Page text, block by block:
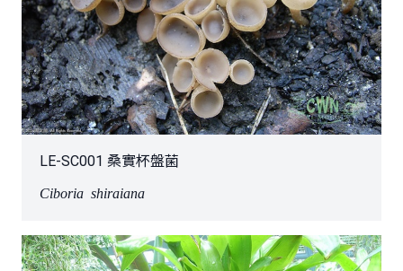
LE-SC001 桑實杯盤菌
Ciboria shiraiana